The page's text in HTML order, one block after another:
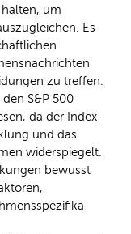
um
Es
zu treffen.
S&P 500
da der Index
und das
widerspiegelt.
bewusst